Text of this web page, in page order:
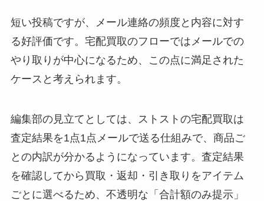
短い投稿ですが、メール連絡の頻度と内容に対す
る好評価です。宅配買取のフローではメールでの
やり取りが中心になるため、この点に満足された
ケースと考えられます。
編集部の見立てとしては、ストストの宅配買取は
査定結果を1点1点メールで送る仕組みで、商品ご
との内訳が分かるようになっています。査定結果
を確認してから買取・返却・引き取りをアイテム
ごとに選べるため、不透明な「合計額のみ提示」